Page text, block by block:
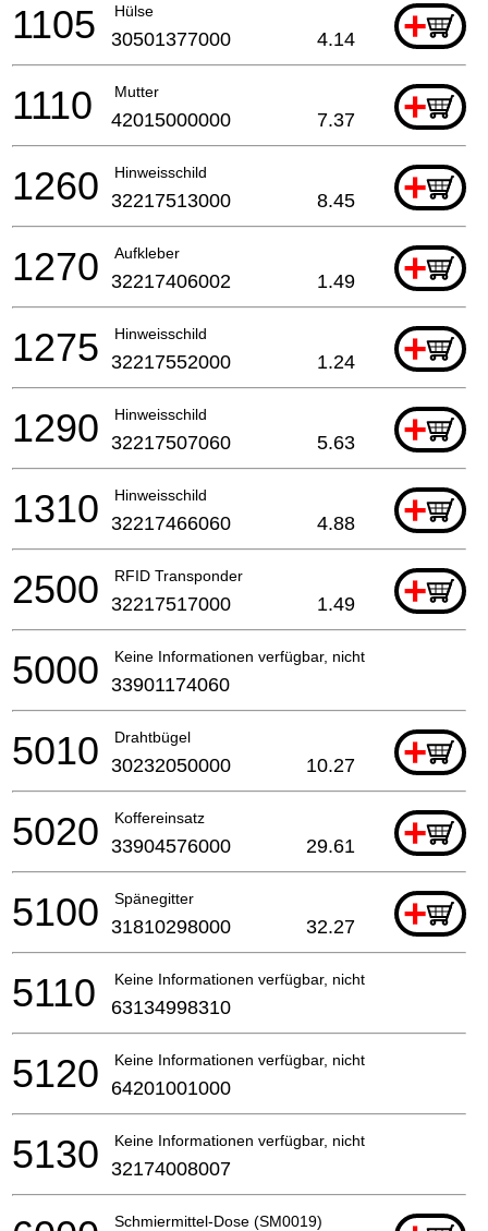
Hülse +
1105 30501377000 4.14
Mutter +
1110 42015000000 7.37
Hinweisschild +
1260 32217513000 8.45
Aufkleber +
1270 32217406002 1.49
Hinweisschild +
1275 32217552000 1.24
Hinweisschild +
1290 32217507060 5.63
Hinweisschild +
1310 32217466060 4.88
RFID Transponder +
2500 32217517000 1.49
Keine Informationen verfügbar, nicht bestellbar
5000 33901174060
Drahtbügel +
5010 30232050000 10.27
Koffereinsatz +
5020 33904576000 29.61
Spänegitter +
5100 31810298000 32.27
Keine Informationen verfügbar, nicht bestellbar
5110 63134998310
Keine Informationen verfügbar, nicht bestellbar
5120 64201001000
Keine Informationen verfügbar, nicht bestellbar
5130 32174008007
Schmiermittel-Dose (SM0019)